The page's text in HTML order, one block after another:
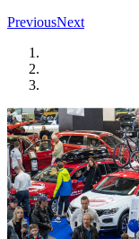
PreviousNext